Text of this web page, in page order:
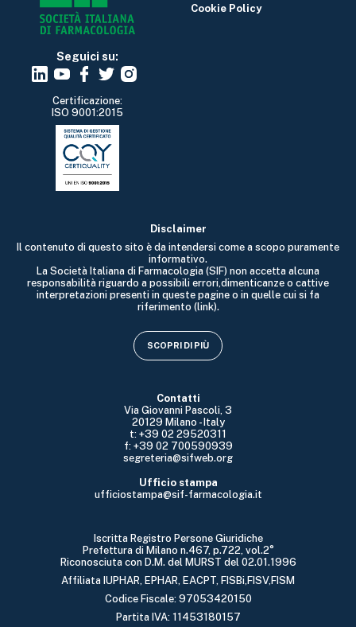
Seguici su:
Certificazione:
ISO 9001:2015
Contatti
Via Giovanni Pascoli, 3
20129 Milano - Italy
t: +39 02 29520311
f: +39 02 700590939
segreteria@sifweb.org
Ufficio stampa
ufficiostampa@sif-farmacologia.it
Iscritta Registro Persone Giuridiche
Prefettura di Milano n.467, p.722, vol.2°
Riconosciuta con D.M. del MURST del 02.01.1996
Affiliata IUPHAR, EPHAR, EACPT, FISBi,FISV,FISM
Codice Fiscale: 97053420150
Partita IVA: 11453180157
Disclaimer
Il contenuto di questo sito è da intendersi come a scopo puramente
informativo.
La Società Italiana di Farmacologia (SIF) non accetta alcuna
responsabilità riguardo a possibili errori,dimenticanze o cattive
interpretazioni presenti in queste pagine o in quelle cui si fa
riferimento (link).
SCOPRI DI PIÙ
Cookie Policy